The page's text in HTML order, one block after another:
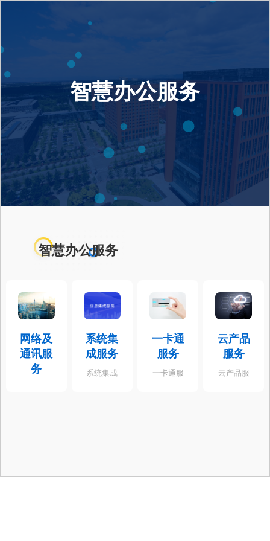
智慧办公服务
智慧办公服务
网络及
通讯服
务
系统集
成服务
系统集成
一卡通
服务
一卡通服
云产品
服务
云产品服